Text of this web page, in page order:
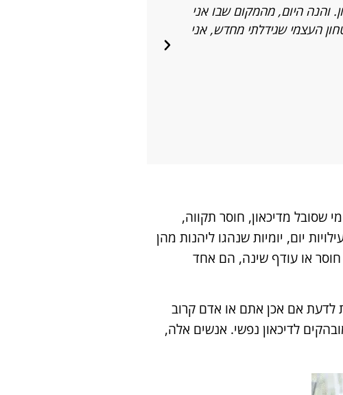
והנה היום, מהמקום שבו אני
העצמי שגידלתי מחדש, אני
מדיכאון, חוסר תקווה,
יום, יומיות שנהגו ליהנות מהן
או עודף שינה, הם אחד
לדעת אם אכן אתם או אדם קרוב
לדיכאון נפשי. אנשים אלה,